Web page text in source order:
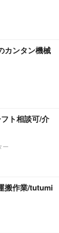
カンタン機械
ト相談可/介
ー
搬作業/tutumi